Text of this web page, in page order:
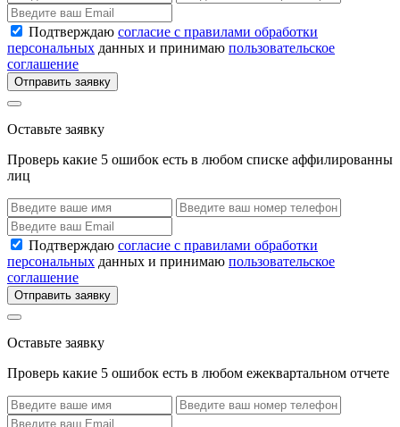
Подтверждаю согласие с правилами обработки
персональных данных и принимаю пользовательское
соглашение
Отправить заявку
Оставьте заявку
Проверь какие 5 ошибок есть в любом списке аффилированны
лиц
Подтверждаю согласие с правилами обработки
персональных данных и принимаю пользовательское
соглашение
Отправить заявку
Оставьте заявку
Проверь какие 5 ошибок есть в любом ежеквартальном отчете